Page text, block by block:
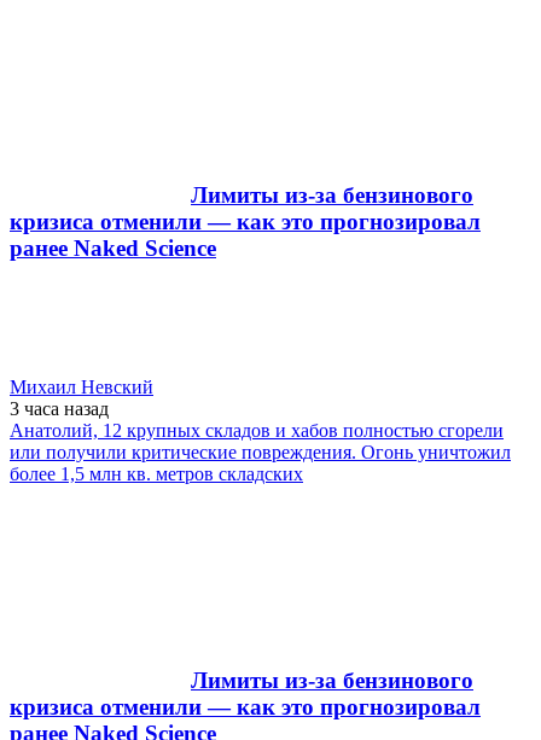
Лимиты из-за бензинового
кризиса отменили — как это прогнозировал
ранее Naked Science
Михаил Невский
3 часа назад
Анатолий, 12 крупных складов и хабов полностью сгорели
или получили критические повреждения. Огонь уничтожил
более 1,5 млн кв. метров складских
Лимиты из-за бензинового
кризиса отменили — как это прогнозировал
ранее Naked Science